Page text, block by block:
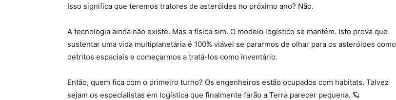
Isso significa que teremos tratores de asteróides no próximo ano? Não.
A tecnologia ainda não existe. Mas a física sim. O modelo logístico se mantém. Isto prova que
sustentar uma vida multiplanetária é 100% viável se pararmos de olhar para os asteróides como
detritos espaciais e começarmos a tratá-los como inventário.
Então, quem fica com o primeiro turno? Os engenheiros estão ocupados com habitats. Talvez
sejam os especialistas em logística que finalmente farão a Terra parecer pequena. 🪐